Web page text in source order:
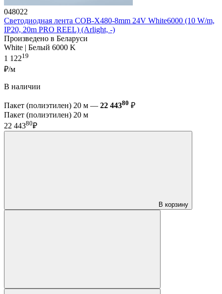
048022
Светодиодная лента COB-X480-8mm 24V White6000 (10 W/m,
IP20, 20m PRO REEL) (Arlight, -)
Произведено в Беларуси
White | Белый 6000 K
1 12219
₽/м
В наличии
Пакет (полиэтилен) 20 м — 22 44380 ₽
Пакет (полиэтилен) 20 м
22 44380₽
В корзину